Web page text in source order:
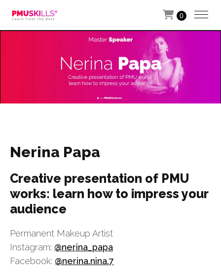
0
Nerina Papa
Creative presentation of PMU
works: learn how to impress your
audience
Permanent Makeup Artist
Instagram: @nerina_papa
Facebook: @nerina.nina.7